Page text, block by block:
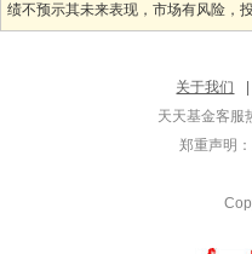
绩不预示其未来表现，市场有风险，
关于我们
天天基金客服
郑重声明：